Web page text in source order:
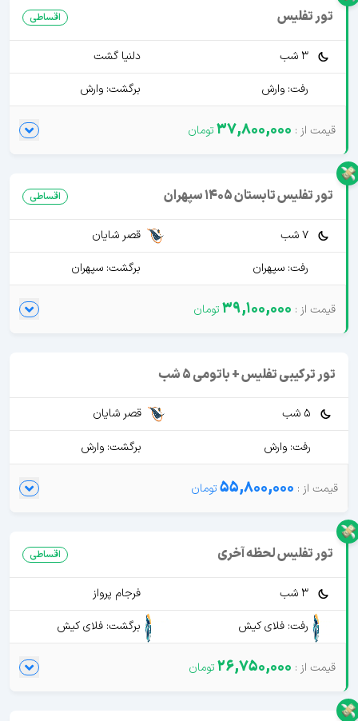
تور تفلیس اقساطی
3 شب
دلنیا گشت
رفت: وارش
برگشت: وارش
37,800,000
تور تفلیس تابستان 1405 سپهران اقساطی
7 شب
قصر شایان
رفت: سپهران
برگشت: سپهران
39,100,000
تور ترکیبی تفلیس + باتومی 5 شب
5 شب
قصر شایان
رفت: وارش
برگشت: وارش
55,800,000
تور تفلیس لحظه آخری اقساطی
3 شب
فرجام پرواز
رفت: فلای کیش
برگشت: فلای کیش
26,750,000